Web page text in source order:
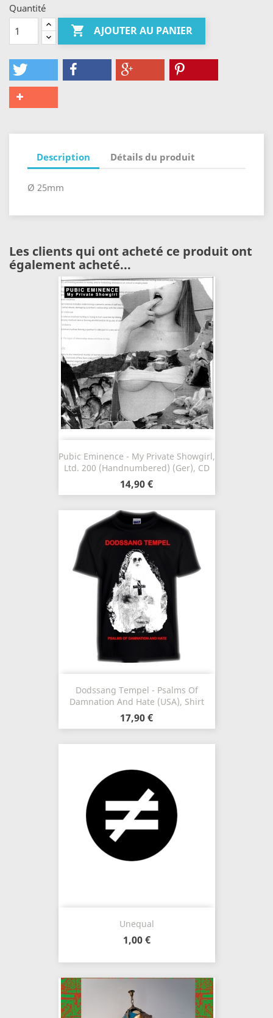
Quantité
 AJOUTER AU PANIER
Description Détails du produit
Ø 25mm
Les clients qui ont acheté ce produit ont
également acheté...
Pubic Eminence - My Private Showgirl,
Ltd. 200 (Handnumbered) (Ger), CD
14,90 €
Dodssang Tempel - Psalms Of
Damnation And Hate (USA), Shirt
17,90 €
Unequal
1,00 €